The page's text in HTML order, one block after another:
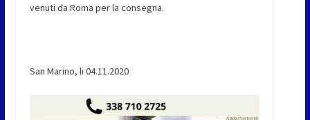
venuti da Roma per la consegna.
San Marino, li 04.11.2020